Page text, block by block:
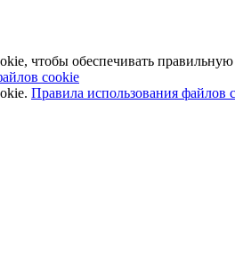
чтобы обеспечивать правильную
cookie
Правила использования файлов